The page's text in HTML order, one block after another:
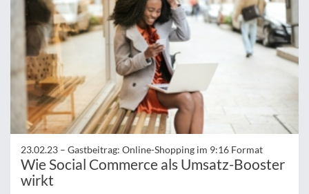
23.02.23 – Gastbeitrag: Online-Shopping im 9:16 Format
Wie Social Commerce als Umsatz-Booster
wirkt